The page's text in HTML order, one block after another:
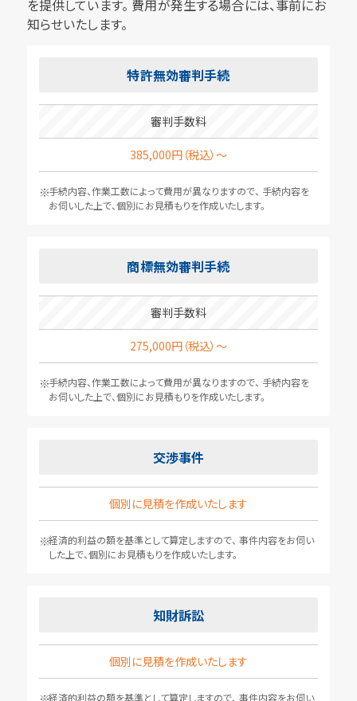
を提供しています。 費用が発生する場合には、事前にお
知らせいたします。
特許無効審判手続
審判手数料
385,000円（税込）～
手続内容、作業工数によって費用が異なりますので、 手続内容を
お伺いした上で、個別にお見積もりを作成いたします。
商標無効審判手続
審判手数料
275,000円（税込）～
手続内容、作業工数によって費用が異なりますので、 手続内容を
お伺いした上で、個別にお見積もりを作成いたします。
交渉事件
個別に見積を作成いたします
経済的利益の額を基準として算定しますので、 事件内容をお伺い
した上で、個別にお見積もりを作成いたします。
知財訴訟
個別に見積を作成いたします
経済的利益の額を基準として算定しますので、 事件内容をお伺い